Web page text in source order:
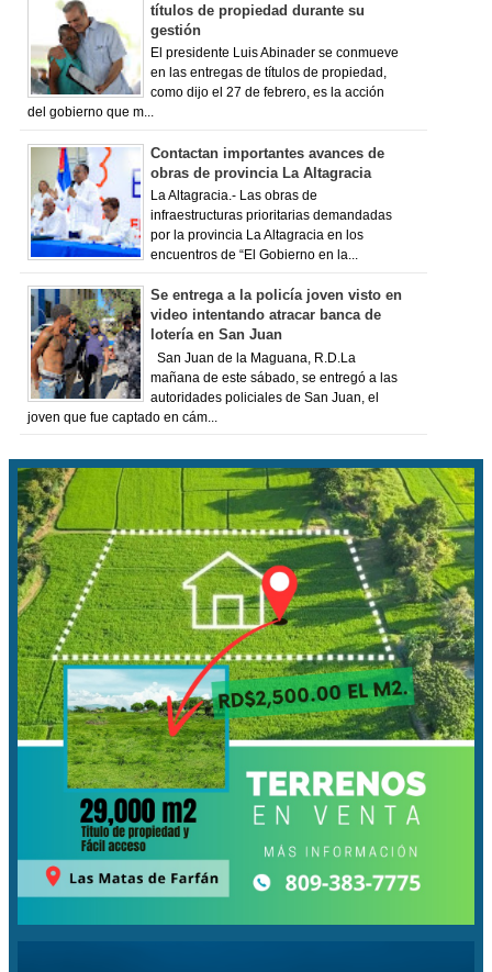
títulos de propiedad durante su
gestión
El presidente Luis Abinader se conmueve
en las entregas de títulos de propiedad,
como dijo el 27 de febrero, es la acción
del gobierno que m...
Contactan importantes avances de
obras de provincia La Altagracia
La Altagracia.- Las obras de
infraestructuras prioritarias demandadas
por la provincia La Altagracia en los
encuentros de “El Gobierno en la...
Se entrega a la policía joven visto en
video intentando atracar banca de
lotería en San Juan
San Juan de la Maguana, R.D.La
mañana de este sábado, se entregó a las
autoridades policiales de San Juan, el
joven que fue captado en cám...